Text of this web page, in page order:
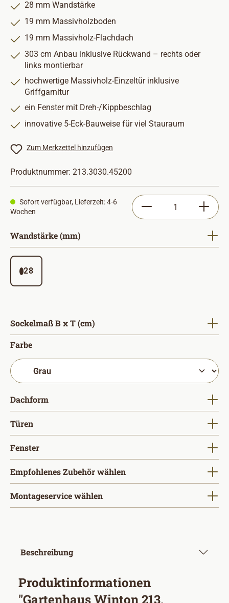
28 mm Wandstärke
19 mm Massivholzboden
19 mm Massivholz-Flachdach
303 cm Anbau inklusive Rückwand – rechts oder
links montierbar
hochwertige Massivholz-Einzeltür inklusive
Griffgarnitur
ein Fenster mit Dreh-/Kippbeschlag
innovative 5-Eck-Bauweise für viel Stauraum
Zum Merkzettel hinzufügen
Produktnummer: 213.3030.45200
Sofort verfügbar, Lieferzeit: 4-6
Wochen
Produkt Anzahl:
Wandstärke (mm)
28
Sockelmaß B x T (cm)
Farbeauswählen
Dachform
Türen
Fensterauswählen
Empfohlenes Zubehör wählen
Montageservice wählen
Beschreibung
Produktinformationen
"Gartenhaus Winton 213,